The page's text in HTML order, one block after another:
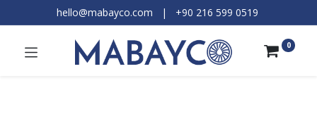
hello@mabayco.com | +90 216 599 0519​
0